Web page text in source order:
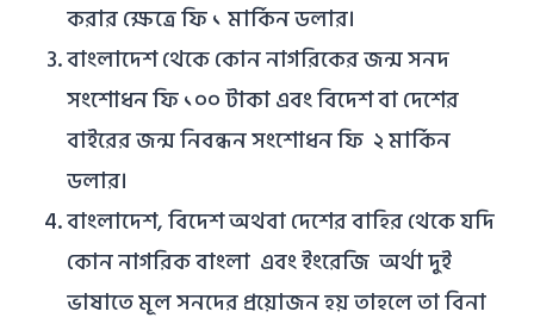
করার ক্ষেত্রে ফি ১ মার্কিন ডলার।
বাংলাদেশ থেকে কোন নাগরিকের জন্ম সনদ
সংশোধন ফি ১০০ টাকা এবং বিদেশ বা দেশের
বাইরের জন্ম নিবন্ধন সংশোধন ফি ২ মার্কিন
ডলার।
বাংলাদেশ, বিদেশ অথবা দেশের বাহির থেকে যদি
কোন নাগরিক বাংলা এবং ইংরেজি অর্থা দুই
ভাষাতে ‍মূল সনদের প্রয়োজন হয় তাহলে তা বিনা